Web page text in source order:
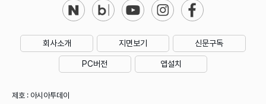
회사소개 지면보기 신문구독
PC버전 앱설치
제호 : 아시아투데이